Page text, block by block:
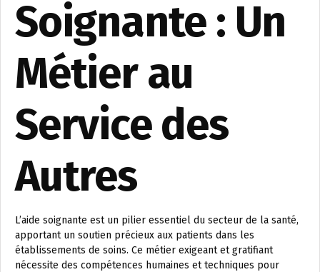
Soignante : Un
Métier au
Service des
Autres
L’aide soignante est un pilier essentiel du secteur de la santé,
apportant un soutien précieux aux patients dans les
établissements de soins. Ce métier exigeant et gratifiant
nécessite des compétences humaines et techniques pour